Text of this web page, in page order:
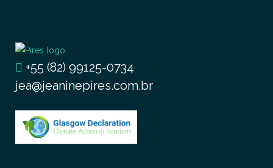
+55 (82) 99125-0734
jea@jeaninepires.com.br